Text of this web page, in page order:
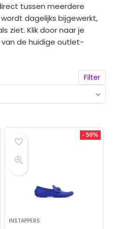
tussen meerdere
dagelijks bijgewerkt,
ziet. Klik door naar je
de huidige outlet-
Filter
- 50%
INSTAPPERS